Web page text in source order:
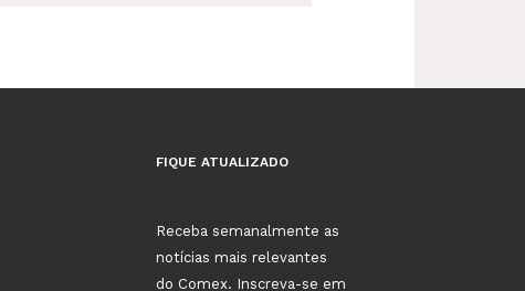
FIQUE ATUALIZADO
Receba semanalmente as
notícias mais relevantes
do Comex. Inscreva-se em